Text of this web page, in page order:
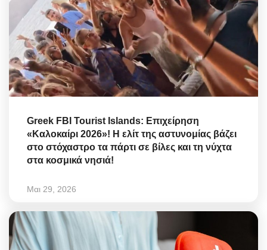
Greek FBI Tourist Islands: Επιχείρηση
«Καλοκαίρι 2026»! Η ελίτ της αστυνομίας βάζει
στο στόχαστρο τα πάρτι σε βίλες και τη νύχτα
στα κοσμικά νησιά!
Μαι 29, 2026